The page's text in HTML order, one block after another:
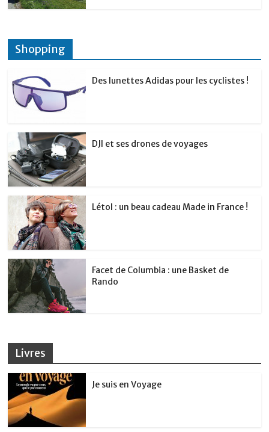
Shopping
Des lunettes Adidas pour les cyclistes !
DJI et ses drones de voyages
Létol : un beau cadeau Made in France !
Facet de Columbia : une Basket de
Rando
Livres
Je suis en Voyage